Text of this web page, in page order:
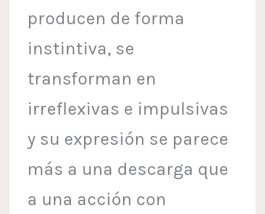
producen de forma
instintiva, se
transforman en
irreflexivas e impulsivas
y su expresión se parece
más a una descarga que
a una acción con